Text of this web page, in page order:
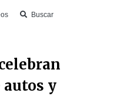
Buscar
autos y